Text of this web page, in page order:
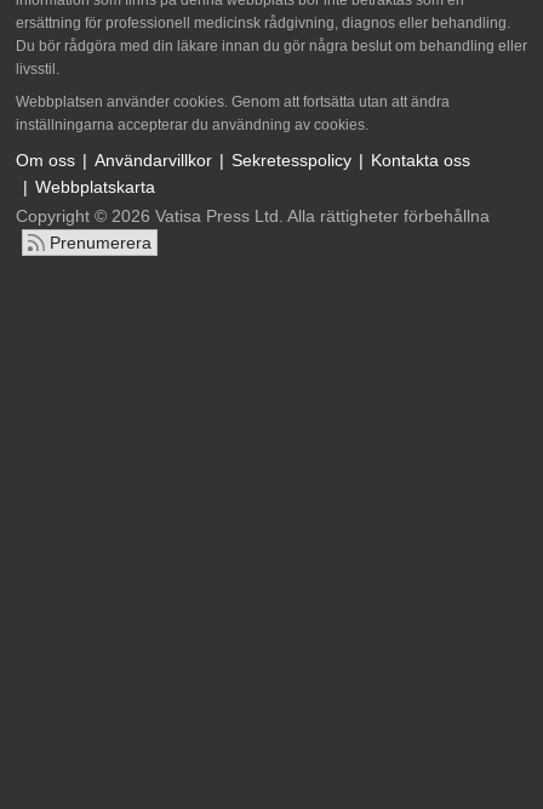
ersättning för professionell medicinsk rådgivning, diagnos eller behandling.
Du bör rådgöra med din läkare innan du gör några beslut om behandling eller
livsstil.
Webbplatsen använder cookies. Genom att fortsätta utan att ändra
inställningarna accepterar du användning av cookies.
Om oss Användarvillkor Sekretesspolicy
Kontakta oss
Webbplatskarta
Copyright © 2026 Vatisa Press Ltd. Alla rättigheter förbehållna
Prenumerera